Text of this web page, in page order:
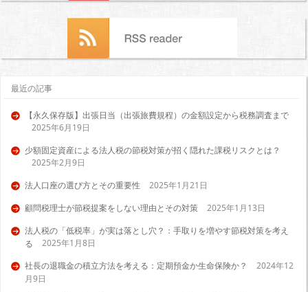
最近の記事
【永久保存版】出張日当（出張旅費規程）の金額設定から税務調査まで
2025年6月19日
少額固定資産による法人税の節税対策が招く隠れた課税リスクとは？
2025年2月9日
法人口座の選び方とその重要性
2025年1月21日
顧問税理士が節税提案をしない理由とその対策
2025年1月13日
法人税の「低税率」が実は落とし穴？：手取りを増やす節税対策を考え
る
2025年1月8日
社長の退職金の積立方法を考える：定期預金か生命保険か？
2024年12
月9日